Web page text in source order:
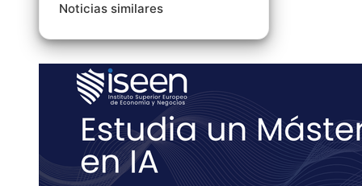
Noticias similares